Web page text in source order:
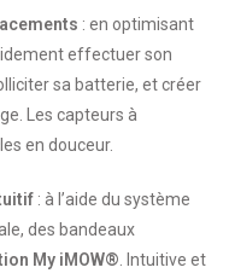
: en optimisant
effectuer son
sa batterie, et créer
Les capteurs à
en douceur.
: à l’aide du système
des bandeaux
My iMOW®. Intuitive et